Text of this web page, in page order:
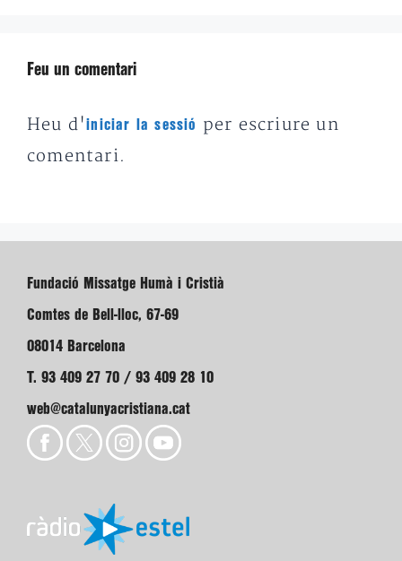
Feu un comentari
Heu d'iniciar la sessió
per escriure un
comentari.
Fundació Missatge Humà i Cristià
Comtes de Bell-lloc, 67-69
08014 Barcelona
T. 93 409 27 70 / 93 409 28 10
web@catalunyacristiana.cat